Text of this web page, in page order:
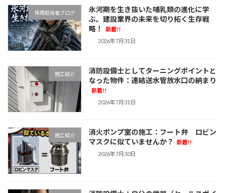
採用担当者ブログ
氷河期を生き抜いた哺乳類の進化に学
ぶ。建設業界の未来を切り拓く生存戦
略！
新着!!
2026年7月31日
施工紹介
消防設備士としてターニングポイントと
なった物件：連結送水管放水口の納まり
新着!!
2026年7月31日
施工紹介
消火ポンプ室の施工：フート弁 ロビン
マスクに似ていませんか？
新着!!
2026年7月30日